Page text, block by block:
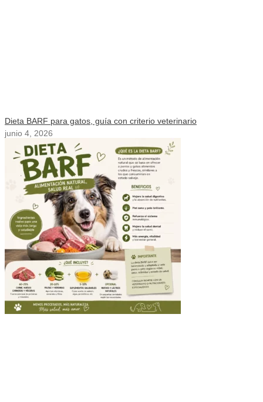
Dieta BARF para gatos, guía con criterio veterinario
junio 4, 2026